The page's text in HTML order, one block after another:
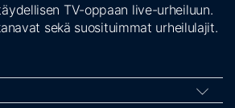
TV-oppaan live-urheiluun.
sekä suosituimmat urheilulajit.